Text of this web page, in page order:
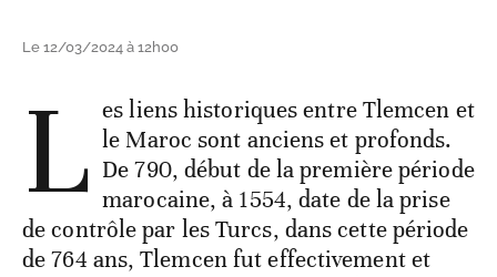
Le 12/03/2024 à 12h00
L es liens historiques entre Tlemcen et
le Maroc sont anciens et profonds.
De 790, début de la première période
marocaine, à 1554, date de la prise
de contrôle par les Turcs, dans cette période
de 764 ans, Tlemcen fut effectivement et